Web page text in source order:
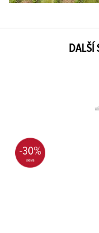
DALŠÍ
-30%